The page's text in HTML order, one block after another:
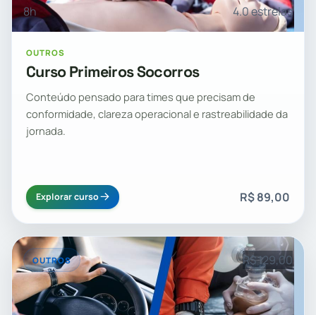
8h 4.0 estrelas
OUTROS
Curso Primeiros Socorros
Conteúdo pensado para times que precisam de
conformidade, clareza operacional e rastreabilidade da
jornada.
Explorar curso R$ 89,00
OUTROS R$ 129,00